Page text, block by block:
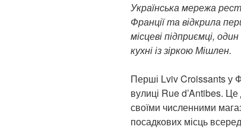
Українська мережа
Франції та відкрила
місцеві підприємці,
кухні із зіркою Мішлен.
Перші Lviv Croissants у
вулиці Rue d’Antibes.
своїми численними
посадкових місць